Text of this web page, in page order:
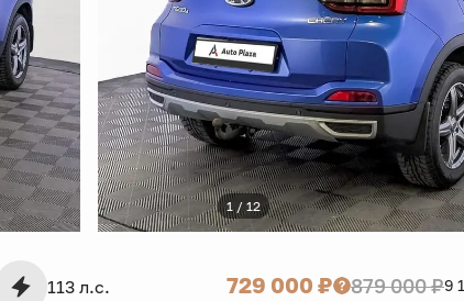
1 / 12
113 л.с. 729 000 ₽ 879 000 ₽9